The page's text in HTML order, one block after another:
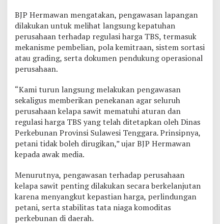
a
w
e
S
e
l
a
n
BJP Hermawan mengatakan, pengawasan lapangan
dilakukan untuk melihat langsung kepatuhan
perusahaan terhadap regulasi harga TBS, termasuk
mekanisme pembelian, pola kemitraan, sistem sortasi
atau grading, serta dokumen pendukung operasional
perusahaan.
“Kami turun langsung melakukan pengawasan
sekaligus memberikan penekanan agar seluruh
perusahaan kelapa sawit mematuhi aturan dan
regulasi harga TBS yang telah ditetapkan oleh Dinas
Perkebunan Provinsi Sulawesi Tenggara. Prinsipnya,
petani tidak boleh dirugikan,” ujar BJP Hermawan
kepada awak media.
Menurutnya, pengawasan terhadap perusahaan
kelapa sawit penting dilakukan secara berkelanjutan
karena menyangkut kepastian harga, perlindungan
petani, serta stabilitas tata niaga komoditas
perkebunan di daerah.